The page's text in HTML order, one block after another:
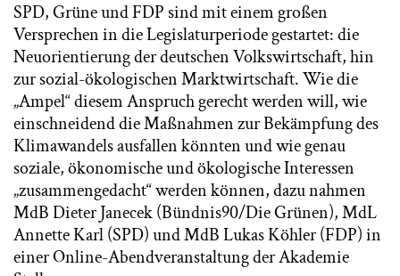
SPD, Grüne und FDP sind mit einem großen
Versprechen in die Legislaturperiode gestartet: die
Neuorientierung der deutschen Volkswirtschaft, hin
zur sozial-ökologischen Marktwirtschaft. Wie die
„Ampel“ diesem Anspruch gerecht werden will, wie
einschneidend die Maßnahmen zur Bekämpfung des
Klimawandels ausfallen könnten und wie genau
soziale, ökonomische und ökologische Interessen
„zusammengedacht“ werden können, dazu nahmen
MdB Dieter Janecek (Bündnis90/Die Grünen), MdL
Annette Karl (SPD) und MdB Lukas Köhler (FDP) in
einer Online-Abendveranstaltung der Akademie